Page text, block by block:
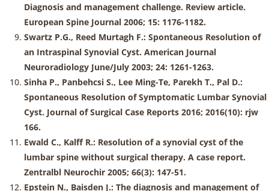
Diagnosis and management challenge. Review article.
European Spine Journal 2006; 15: 1176-1182.
Swartz P.G., Reed Murtagh F.: Spontaneous Resolution of
an Intraspinal Synovial Cyst. American Journal
Neuroradiology June/July 2003; 24: 1261-1263.
Sinha P., Panbehcsi S., Lee Ming-Te, Parekh T., Pal D.:
Spontaneous Resolution of Symptomatic Lumbar Synovial
Cyst. Journal of Surgical Case Reports 2016; 2016(10): rjw
166.
Ewald C., Kalff R.: Resolution of a synovial cyst of the
lumbar spine without surgical therapy. A case report.
Zentralbl Neurochir 2005; 66(3): 147-51.
Epstein N., Baisden J.: The diagnosis and management of